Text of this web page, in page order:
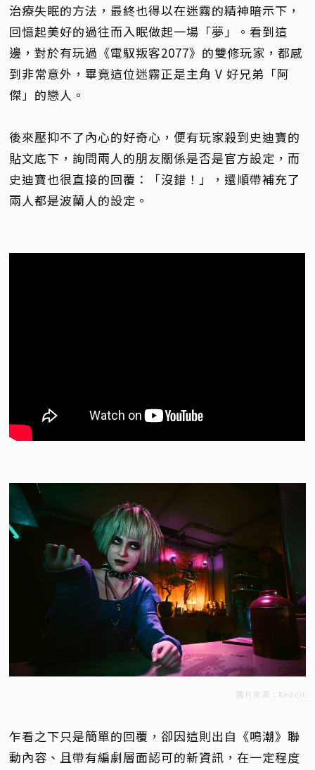
治療失眠的方法，最終也得以在迷霧的精神暗示下，
回憶起美好的過往而入眠做起一場「夢」。看到這
邊，對於有玩過《電馭叛客2077》的雙修玩家，都感
到非常意外，畢竟這位迷霧正是主角 V 好兄弟「阿
傑」的戀人。
後來壓抑不了內心的好奇心，便有玩家殺到史迪寶的
貼文底下，詢問兩人的朋友關係是否是官方設定，而
史迪寶也很直接的回覆：「沒錯！」，還順帶補充了
兩人都是波蘭人的設定。
圖片來源：Reddit
乍看之下只是簡單的回覆，卻因這則出自《鳴潮》聯
動內容、且帶有編劇層面認可的新資訊，在一定程度